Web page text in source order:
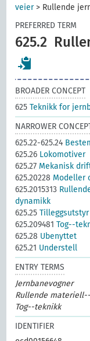
veier> Rullende
PREFERRED TERM
625.2
BROADER CONCEPT
625Teknikk for
NARROWER
625.22-625.24
625.26 Lokomotiver
625.27 Mekanisk
625.20228 Modeller
625.2015313
dynamikk
625.25Tilleggsutstyr
625.209481Tog--
625.28 Ubenyttet
625.21 Understell
ENTRY TERMS
Jernbanevogner
Rullende
Tog--teknikk
IDENTIFIER